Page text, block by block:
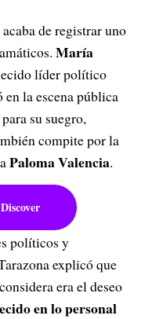
acaba de registrar uno
María
líder político
en la escena pública
su suegro,
compite por la
Paloma Valencia.
Discover
políticos y
explicó que
era el deseo
en lo personal